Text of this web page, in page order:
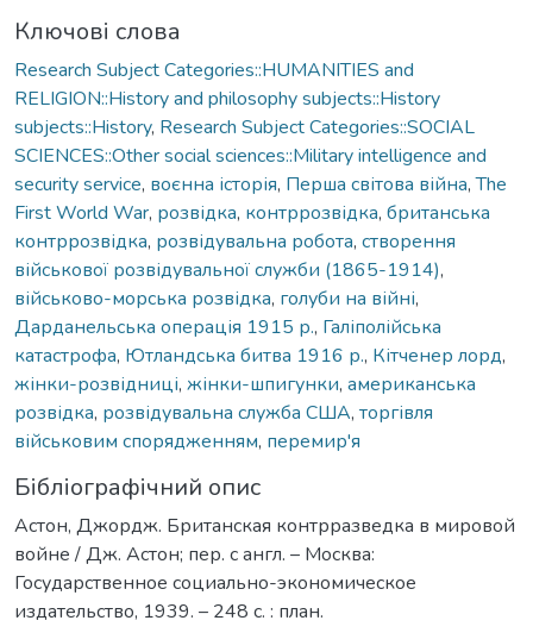
Ключові слова
Research Subject Categories::HUMANITIES and
RELIGION::History and philosophy subjects::History
subjects::History, Research Subject Categories::SOCIAL
SCIENCES::Other social sciences::Military intelligence and
security service, воєнна історія, Перша світова війна,The
First World War, розвідка, контррозвідка, британська
контррозвідка, розвідувальна робота, створення
військової розвідувальної служби (1865-1914),
військово-морська розвідка, голуби на війні,
Дарданельська операція 1915 р., Галіполійська
катастрофа, Ютландська битва 1916 р., Кітченер лорд,
жінки-розвідниці, жінки-шпигунки, американська
розвідка, розвідувальна служба США, торгівля
військовим спорядженням, перемир'я
Бібліографічний опис
Астон, Джордж. Британская контрразведка в мировой
войне / Дж. Астон; пер. с англ. – Москва:
Государственное социально-экономическое
издательство, 1939. – 248 с. : план.